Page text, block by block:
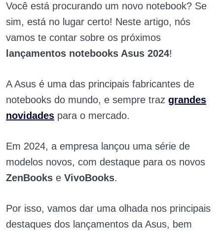
Você está procurando um novo notebook? Se
sim, está no lugar certo! Neste artigo, nós
vamos te contar sobre os próximos
lançamentos notebooks Asus 2024!
A Asus é uma das principais fabricantes de
notebooks do mundo, e sempre traz grandes
novidades para o mercado.
Em 2024, a empresa lançou uma série de
modelos novos, com destaque para os novos
ZenBooks e VivoBooks.
Por isso, vamos dar uma olhada nos principais
destaques dos lançamentos da Asus, bem